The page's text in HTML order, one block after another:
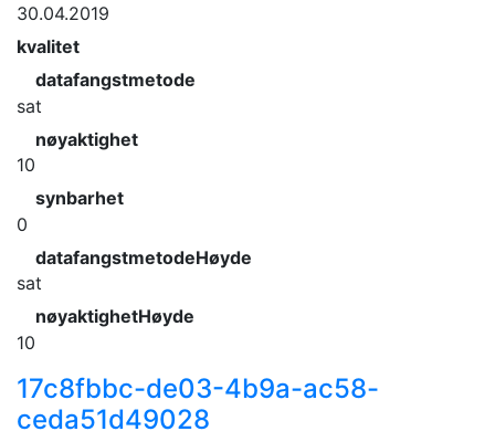
30.04.2019
kvalitet
datafangstmetode
sat
nøyaktighet
10
synbarhet
0
datafangstmetodeHøyde
sat
nøyaktighetHøyde
10
17c8fbbc-de03-4b9a-ac58-
ceda51d49028